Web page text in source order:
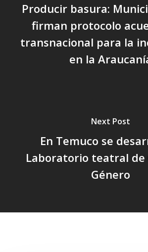
Producir basura:
firman protocolo
transnacional para la
en la
Next Post
En Temuco se
Laboratorio teatral de
Género